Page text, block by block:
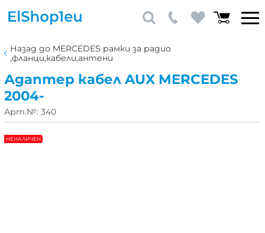
Назад до MERCEDES рамки за радио
,фланци,кабели,антени
Адаптер кабел AUX MERCEDES
2004-
Арт.№: 340
НЕНАЛИЧЕН